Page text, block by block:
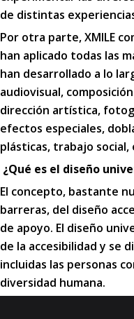
de distintas
Por otra parte, XMILE
han aplicado todas las
han desarrollado a lo
audiovisual,
dirección artística,
efectos especiales,
plásticas, trabajo social,
¿Qué es el diseño
El concepto, bastante
barreras, del diseño
de apoyo. El diseño
de la accesibilidad y se
incluidas las personas
diversidad humana.